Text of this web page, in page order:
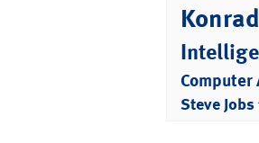
Computer
Steve Jobs